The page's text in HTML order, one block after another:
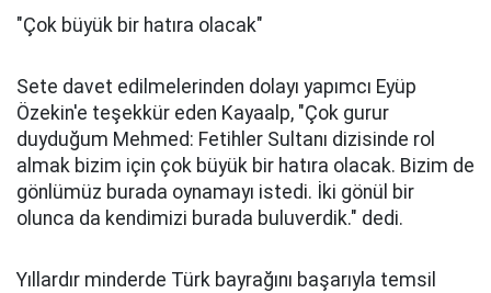
"Çok büyük bir hatıra olacak"
Sete davet edilmelerinden dolayı yapımcı Eyüp
Özekin'e teşekkür eden Kayaalp, "Çok gurur
duyduğum Mehmed: Fetihler Sultanı dizisinde rol
almak bizim için çok büyük bir hatıra olacak. Bizim de
gönlümüz burada oynamayı istedi. İki gönül bir
olunca da kendimizi burada buluverdik." dedi.
Yıllardır minderde Türk bayrağını başarıyla temsil